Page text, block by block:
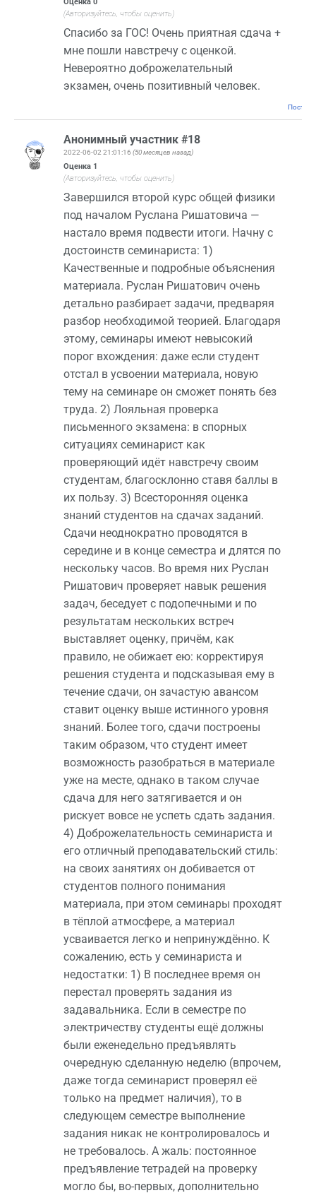
(Авторизуйтесь, чтобы оценить)
Спасибо за ГОС! Очень приятная сдача +
мне пошли навстречу с оценкой.
Невероятно доброжелательный
экзамен, очень позитивный человек.
Анонимный участник #18
2022-06-02 21:01:16 (50 месяцев назад)
Оценка 1
(Авторизуйтесь, чтобы оценить)
Завершился второй курс общей физики
под началом Руслана Ришатовича —
настало время подвести итоги. Начну с
достоинств семинариста: 1)
Качественные и подробные объяснения
материала. Руслан Ришатович очень
детально разбирает задачи, предваряя
разбор необходимой теорией. Благодаря
этому, семинары имеют невысокий
порог вхождения: даже если студент
отстал в усвоении материала, новую
тему на семинаре он сможет понять без
труда. 2) Лояльная проверка
письменного экзамена: в спорных
ситуациях семинарист как
проверяющий идёт навстречу своим
студентам, благосклонно ставя баллы в
их пользу. 3) Всесторонняя оценка
знаний студентов на сдачах заданий.
Сдачи неоднократно проводятся в
середине и в конце семестра и длятся по
нескольку часов. Во время них Руслан
Ришатович проверяет навык решения
задач, беседует с подопечными и по
результатам нескольких встреч
выставляет оценку, причём, как
правило, не обижает ею: корректируя
решения студента и подсказывая ему в
течение сдачи, он зачастую авансом
ставит оценку выше истинного уровня
знаний. Более того, сдачи построены
таким образом, что студент имеет
возможность разобраться в материале
уже на месте, однако в таком случае
сдача для него затягивается и он
рискует вовсе не успеть сдать задания.
4) Доброжелательность семинариста и
его отличный преподавательский стиль:
на своих занятиях он добивается от
студентов полного понимания
материала, при этом семинары проходят
в тёплой атмосфере, а материал
усваивается легко и непринуждённо. К
сожалению, есть у семинариста и
недостатки: 1) В последнее время он
перестал проверять задания из
задавальника. Если в семестре по
электричеству студенты ещё должны
были еженедельно предъявлять
очередную сделанную неделю (впрочем,
даже тогда семинарист проверял её
только на предмет наличия), то в
следующем семестре выполнение
задания никак не контролировалось и
не требовалось. А жаль: постоянное
предъявление тетрадей на проверку
могло бы, во-первых, дополнительно